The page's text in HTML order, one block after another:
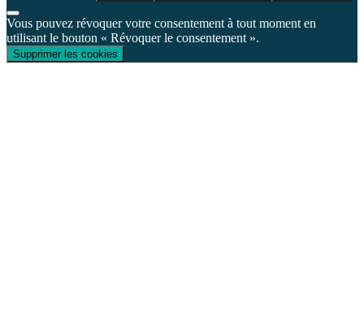
Vous pouvez révoquer votre consentement à tout moment en
utilisant le bouton « Révoquer le consentement ».
Supprimer les cookies